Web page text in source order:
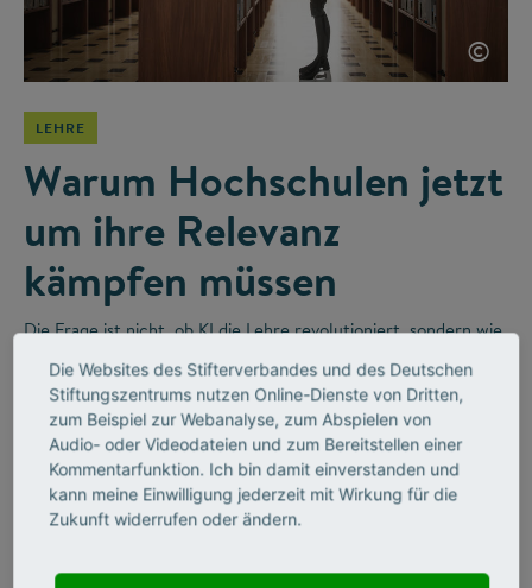
©
LEHRE
Warum Hochschulen jetzt
um ihre Relevanz
kämpfen müssen
Die Frage ist nicht, ob KI die Lehre revolutioniert, sondern wie
Religionswissenschaftler Bernhard Lange vom disruptiven
Wandel in Hochschulen und wie Unternehmen diesen
befeuern werden.
Die Websites des Stifterverbandes und des Deutschen
Stiftungszentrums nutzen Online-Dienste von Dritten,
zum Beispiel zur Webanalyse, zum Abspielen von
Audio- oder Videodateien und zum Bereitstellen einer
Kommentarfunktion. Ich bin damit einverstanden und
kann meine Einwilligung jederzeit mit Wirkung für die
Zukunft widerrufen oder ändern.